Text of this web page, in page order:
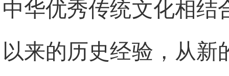
中华优秀传统文化相结
以来的历史经验，从新